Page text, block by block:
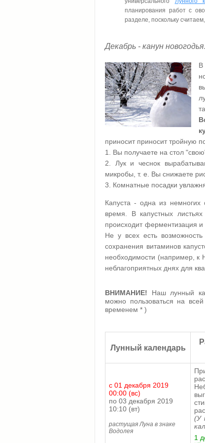
планирования работ с
разделе, поскольку
Декабрь - канун новогодья.
В
приносит приносит тройную
1. Вы получаете на стол
2. Лук и чеснок
микробы, т. е. Вы снижаете
3. Комнатные посадки
Капуста - одна из немногих
время. В капустных
происходит ферментизация и
Не у всех есть
сохранения витаминов
необходимости (например, к
неблагоприятных днях для
ВНИМАНИЕ! Наш лунный
можно пользоваться на
временем * )
Лунный календарь
с 01 декабря 2019
00:00 (вс)
по 03 декабря 2019
10:10 (вт)
растущая Луна в знаке
Водолея
(У
1